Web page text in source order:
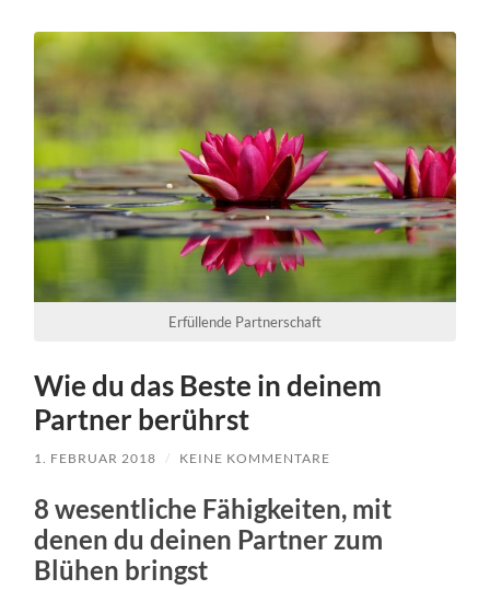
Erfüllende Partnerschaft
Wie du das Beste in deinem
Partner berührst
1. FEBRUAR 2018 / KEINE KOMMENTARE
8 wesentliche Fähigkeiten, mit
denen du deinen Partner zum
Blühen bringst